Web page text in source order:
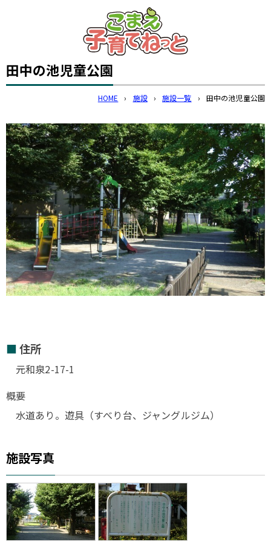
このページの本文へ
田中の池児童公園
HOME › 施設 › 施設一覧 › 田中の池児童公園
住所
元和泉2-17-1
概要
水道あり。遊具（すべり台、ジャングルジム）
施設写真